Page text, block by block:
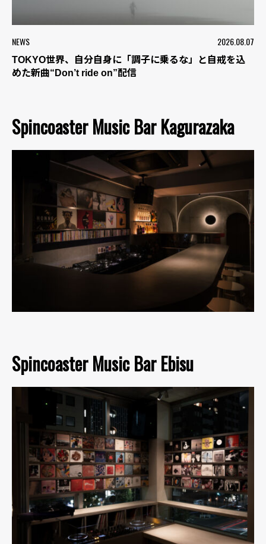
NEWS 2026.08.07
TOKYO世界、自分自身に「調子に乗るな」と自戒を込
めた新曲“Don’t ride on”配信
Spincoaster Music Bar Kagurazaka
Spincoaster Music Bar Ebisu